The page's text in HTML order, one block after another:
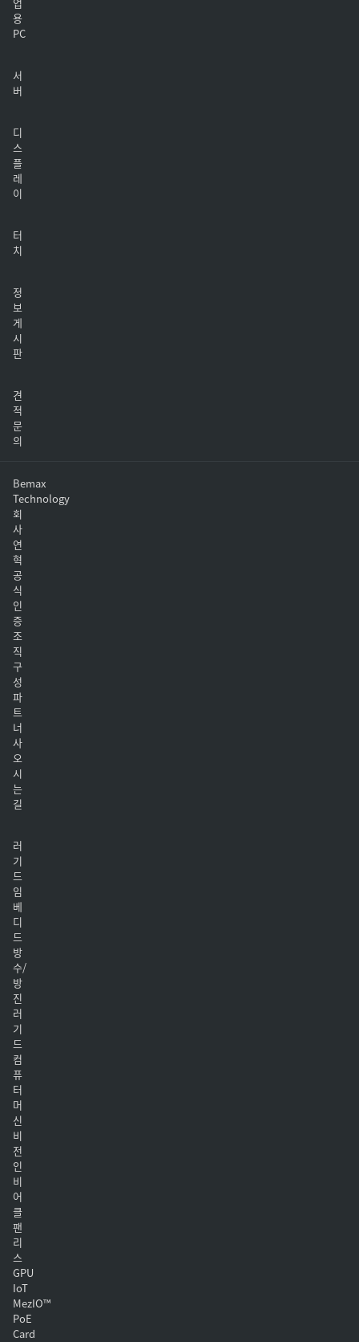
용
PC
서
버
디
스
플
레
이
터
치
정
보
게
시
판
견
적
문
의
Bemax
Technology
회
사
연
혁
공
식
인
증
조
직
구
성
파
트
너
사
오
시
는
길
러
기
드
임
베
디
드
방
수/
방
진
러
기
드
컴
퓨
터
머
신
비
전
인
비
어
클
팬
리
스
GPU
IoT
MezIO™
PoE
Card